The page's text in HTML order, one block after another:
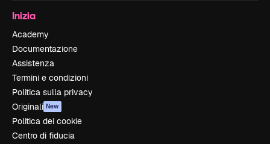
Inizia
Academy
Documentazione
Assistenza
Termini e condizioni
Politica sulla privacy
Originali New
Politica dei cookie
Centro di fiducia